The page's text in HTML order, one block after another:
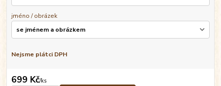
jméno / obrázek
Nejsme plátci DPH
699 Kč/ks